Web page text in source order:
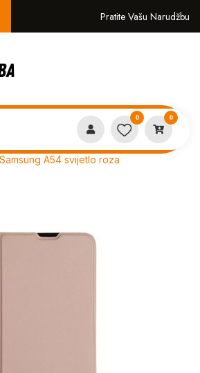
Pratite Vašu Narudžbu
0 0
A54 svijetlo roza